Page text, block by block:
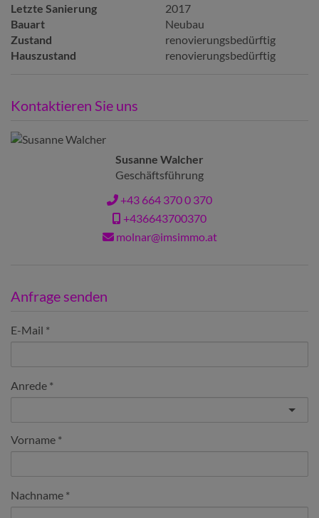
Letzte Sanierung
2017
Bauart
Neubau
Zustand
renovierungsbedürftig
Hauszustand
renovierungsbedürftig
Kontaktieren Sie uns
Susanne Walcher
Geschäftsführung
+43 664 370 0 370
+436643700370
molnar@imsimmo.at
Anfrage senden
E-Mail
Anrede
Vorname
Nachname